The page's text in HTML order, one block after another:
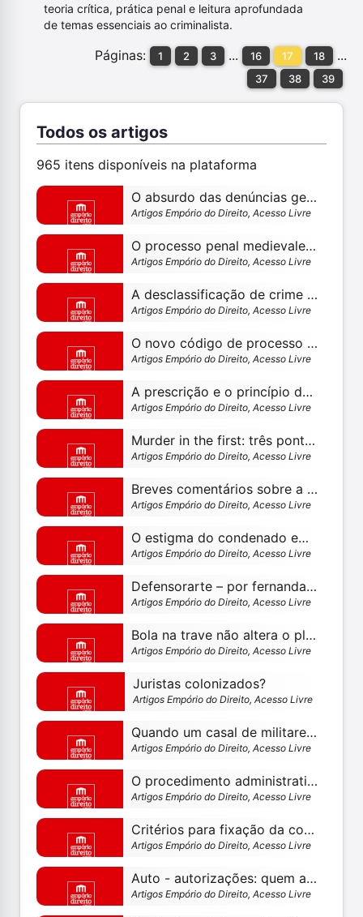
teoria crítica, prática penal e leitura aprofundada
de temas essenciais ao criminalista.
Páginas: 1 2 3 ... 16 17 18 ...
37 38 39
Todos os artigos
965 itens disponíveis na plataforma
O absurdo das denúncias genéricas (ou, o mágico de oz e o estado-leviatã, uma simbiose sinistra)
Artigos Empório do Direito, Acesso Livre
O processo penal medievalesco e o risco do silêncio: das masmorras dos inquisidores às prisões provisórias – por maurilio casas maia
Artigos Empório do Direito, Acesso Livre
A desclassificação de crime doloso para culposo e a necessidade da mutatio libelli
Artigos Empório do Direito, Acesso Livre
O novo código de processo civil, a fundamentação das decisões judiciais e o processo penal brasileiro
Artigos Empório do Direito, Acesso Livre
A prescrição e o princípio da legalidade: quando o stf legisla
Artigos Empório do Direito, Acesso Livre
Murder in the first: três pontos jurídicos para reflexão
Artigos Empório do Direito, Acesso Livre
Breves comentários sobre a obra “as misérias do processo penal”, de francesco carnelutti – (parte 04)
Artigos Empório do Direito, Acesso Livre
O estigma do condenado em “os miseráveis” – por paulo silas taporosky filho
Artigos Empório do Direito, Acesso Livre
Defensorarte – por fernanda mambrini rudolfo
Artigos Empório do Direito, Acesso Livre
Bola na trave não altera o placar – o tribunal do júri e a presunção de inocência – por fernanda mambrini rudolfo
Artigos Empório do Direito, Acesso Livre
Juristas colonizados?
Artigos Empório do Direito, Acesso Livre
Quando um casal de militares se ameça, a quem compete julgar: juizado da violência doméstica ou justiça castrense?
Artigos Empório do Direito, Acesso Livre
O procedimento administrativo disciplinar e a garantia à duração razoável do processo
Artigos Empório do Direito, Acesso Livre
Critérios para fixação da competência em âmbito criminal - por thiago m. minagé
Artigos Empório do Direito, Acesso Livre
Auto - autorizações: quem avalia avaliações psicológicas em processos seletivos
Artigos Empório do Direito, Acesso Livre